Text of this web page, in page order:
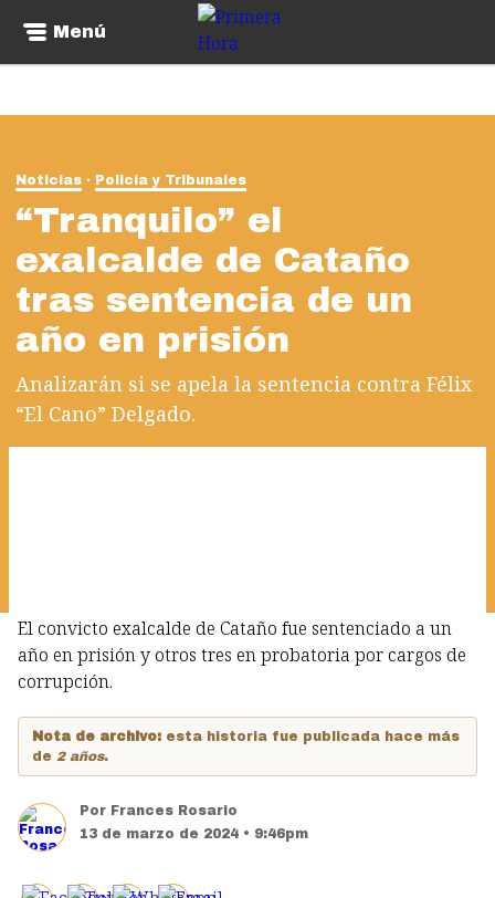
Menú
Noticias Policía y Tribunales
“Tranquilo” el
exalcalde de Cataño
tras sentencia de un
año en prisión
Analizarán si se apela la sentencia contra Félix
“El Cano” Delgado.
El convicto exalcalde de Cataño fue sentenciado a un
año en prisión y otros tres en probatoria por cargos de
corrupción.
Nota de archivo: esta historia fue publicada hace más
de 2 años.
Por Frances Rosario
13 de marzo de 2024 • 9:46pm